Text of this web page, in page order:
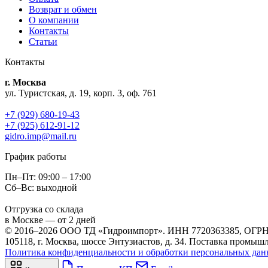
Возврат и обмен
О компании
Контакты
Статьи
Контакты
г. Москва
ул. Туристская, д. 19, корп. 3, оф. 761
+7 (929) 680-19-43
+7 (925) 612-91-12
gidro.imp@mail.ru
График работы
Пн–Пт: 09:00 – 17:00
Сб–Вс: выходной
Отгрузка со склада
в Москве — от 2 дней
© 2016–2026 ООО ТД «Гидроимпорт». ИНН 7720363385, ОГРН
105118, г. Москва, шоссе Энтузиастов, д. 34. Поставка
Политика конфиденциальности и обработки персональных